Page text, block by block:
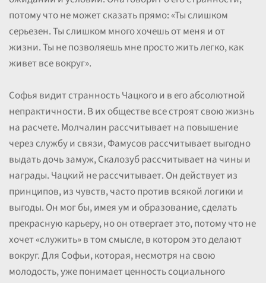
потому что не может сказать прямо: «Ты слишком
серьезен. Ты слишком много хочешь от меня и от
жизни. Ты не позволяешь мне просто жить легко, как
живет все вокруг».
Софья видит странность Чацкого и в его абсолютной
непрактичности. В их обществе все строят свою жизнь
на расчете. Молчалин рассчитывает на повышение
через службу и связи, Фамусов рассчитывает выгодно
выдать дочь замуж, Скалозуб рассчитывает на чины и
награды. Чацкий не рассчитывает. Он действует из
принципов, из чувств, часто против всякой логики и
выгоды. Он мог бы, имея ум и образование, сделать
прекрасную карьеру, но он отвергает это, потому что не
хочет «служить» в том смысле, в котором это делают
вокруг. Для Софьи, которая, несмотря на свою
молодость, уже понимает ценность социального